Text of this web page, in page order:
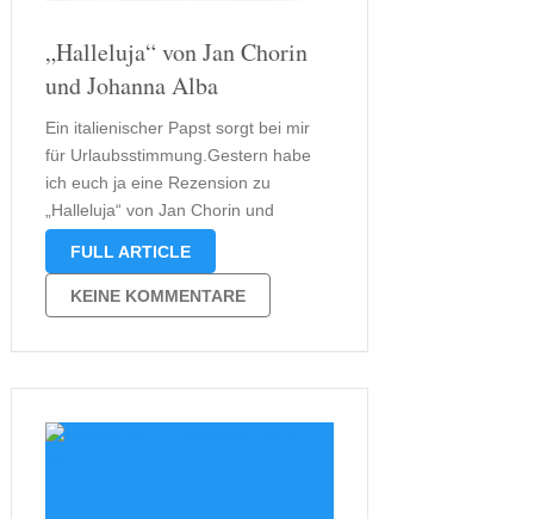
„Halleluja“ von Jan Chorin
und Johanna Alba
Ein italienischer Papst sorgt bei mir
für Urlaubsstimmung.Gestern habe
ich euch ja eine Rezension zu
„Halleluja“ von Jan Chorin und
Johanna Alba versprochen. Heute
Rezension: In „Halleluja“ erlebt der
Leser die Geschichte eines Papstes
namens Petrus. Petrus ist aber nun …
FULL ARTICLE
KEINE KOMMENTARE